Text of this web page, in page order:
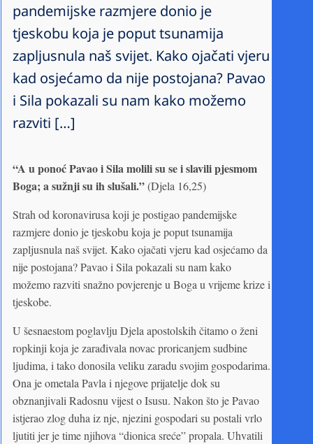
pandemijske razmjere donio je
tjeskobu koja je poput tsunamija
zapljusnula naš svijet. Kako ojačati vjeru
kad osjećamo da nije postojana? Pavao
i Sila pokazali su nam kako možemo
razviti […]
“A u ponoć Pavao i Sila molili su se i slavili pjesmom
Boga; a sužnji su ih slušali.”(Djela 16,25)
Strah od koronavirusa koji je postigao pandemijske
razmjere donio je tjeskobu koja je poput tsunamija
zapljusnula naš svijet. Kako ojačati vjeru kad osjećamo da
nije postojana? Pavao i Sila pokazali su nam kako
možemo razviti snažno povjerenje u Boga u vrijeme krize i
tjeskobe.
U šesnaestom poglavlju Djela apostolskih čitamo o ženi
ropkinji koja je zarađivala novac proricanjem sudbine
ljudima, i tako donosila veliku zaradu svojim gospodarima.
Ona je ometala Pavla i njegove prijatelje dok su
obznanjivali Radosnu vijest o Isusu. Nakon što je Pavao
istjerao zlog duha iz nje, njezini gospodari su postali vrlo
ljutiti jer je time njihova “dionica sreće” propala. Uhvatili